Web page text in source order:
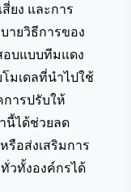
ยง และการ
ายวิธีการของ
อบแบบทีมแดง
มเดลที่นำไปใช้
ารปรับให้
นี้ได้ช่วยลด
รือส่งเสริมการ
วทั้งองค์กรได้